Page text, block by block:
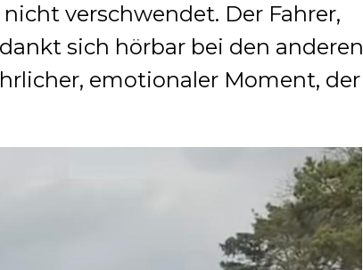
verschwendet. Der Fahrer,
sich hörbar bei den anderen
emotionaler Moment, der